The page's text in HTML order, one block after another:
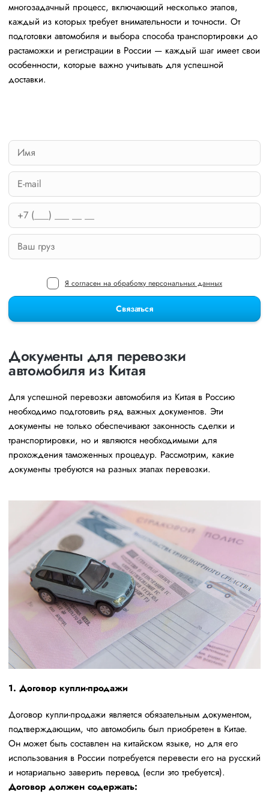
многозадачный процесс, включающий несколько этапов,
каждый из которых требует внимательности и точности. От
подготовки автомобиля и выбора способа транспортировки до
растаможки и регистрации в России — каждый шаг имеет свои
особенности, которые важно учитывать для успешной
доставки.
Связаться
Я согласен на обработку персональных данных
Документы для перевозки
автомобиля из Китая
Для успешной перевозки автомобиля из Китая в Россию
необходимо подготовить ряд важных документов. Эти
документы не только обеспечивают законность сделки и
транспортировки, но и являются необходимыми для
прохождения таможенных процедур. Рассмотрим, какие
документы требуются на разных этапах перевозки.
1. Договор купли-продажи
Договор купли-продажи является обязательным документом,
подтверждающим, что автомобиль был приобретен в Китае.
Он может быть составлен на китайском языке, но для его
использования в России потребуется перевести его на русский
и нотариально заверить перевод (если это требуется).
Договор должен содержать: